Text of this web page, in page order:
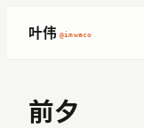
内
叶伟 @imwaco
前夕